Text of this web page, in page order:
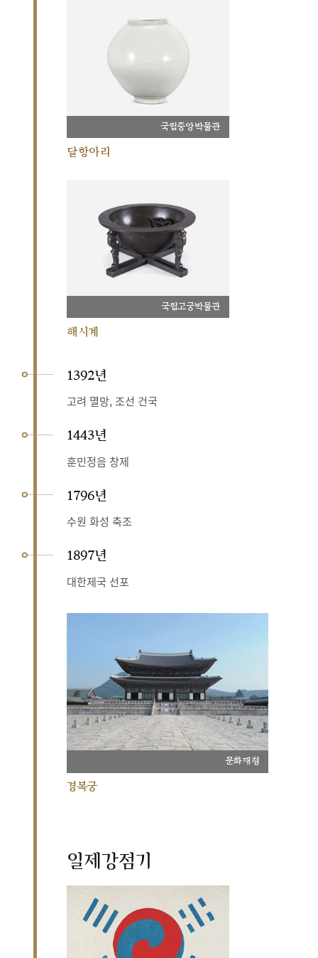
국립중앙박물관
달항아리
국립고궁박물관
해시계
1392년
고려 멸망, 조선 건국
1443년
훈민정음 창제
1796년
수원 화성 축조
1897년
대한제국 선포
문화재청
경복궁
일제강점기